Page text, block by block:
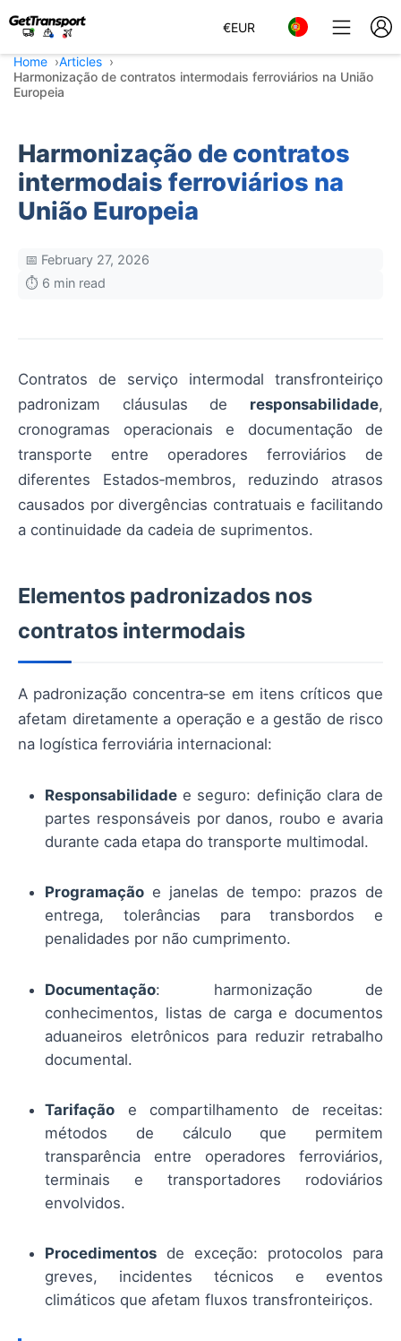
€EUR
Home
Articles
Harmonização de contratos intermodais ferroviários na União
Europeia
Harmonização de contratos
intermodais ferroviários na
União Europeia
📅 February 27, 2026
⏱️ 6 min read
Contratos de serviço intermodal transfronteiriço
padronizam cláusulas de responsabilidade,
cronogramas operacionais e documentação de
transporte entre operadores ferroviários de
diferentes Estados‑membros, reduzindo atrasos
causados por divergências contratuais e facilitando
a continuidade da cadeia de suprimentos.
Elementos padronizados nos
contratos intermodais
A padronização concentra‑se em itens críticos que
afetam diretamente a operação e a gestão de risco
na logística ferroviária internacional:
Responsabilidade e seguro: definição clara de
partes responsáveis por danos, roubo e avaria
durante cada etapa do transporte multimodal.
Programação e janelas de tempo: prazos de
entrega, tolerâncias para transbordos e
penalidades por não cumprimento.
Documentação: harmonização de
conhecimentos, listas de carga e documentos
aduaneiros eletrônicos para reduzir retrabalho
documental.
Tarifação e compartilhamento de receitas:
métodos de cálculo que permitem
transparência entre operadores ferroviários,
terminais e transportadores rodoviários
envolvidos.
Procedimentos de exceção: protocolos para
greves, incidentes técnicos e eventos
climáticos que afetam fluxos transfronteiriços.